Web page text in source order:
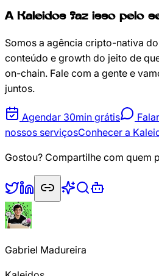
A Kaleidos faz isso pelo
Somos a agência cripto-nativa
conteúdo e growth do jeito de
on-chain. Fale com a gente e
juntos.
Agendar 30min grátis
nossos serviçosConhecer a
Gostou? Compartilhe com quem
Gabriel Madureira